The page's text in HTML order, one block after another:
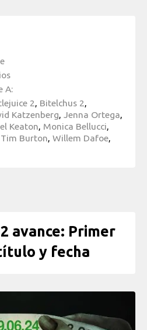
A:
2, Bitelchus 2,
Katzenberg, Jenna Ortega,
Keaton, Monica Bellucci,
Tim Burton, Willem Dafoe,
2 avance: Primer
y fecha